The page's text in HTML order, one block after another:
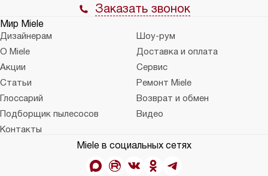
Заказать звонок
Мир Miele
Дизайнерам
Шоу-рум
О Miele
Доставка и оплата
Акции
Сервис
Статьи
Ремонт Miele
Глоссарий
Возврат и обмен
Подборщик пылесосов
Видео
Контакты
Miele в социальных сетях